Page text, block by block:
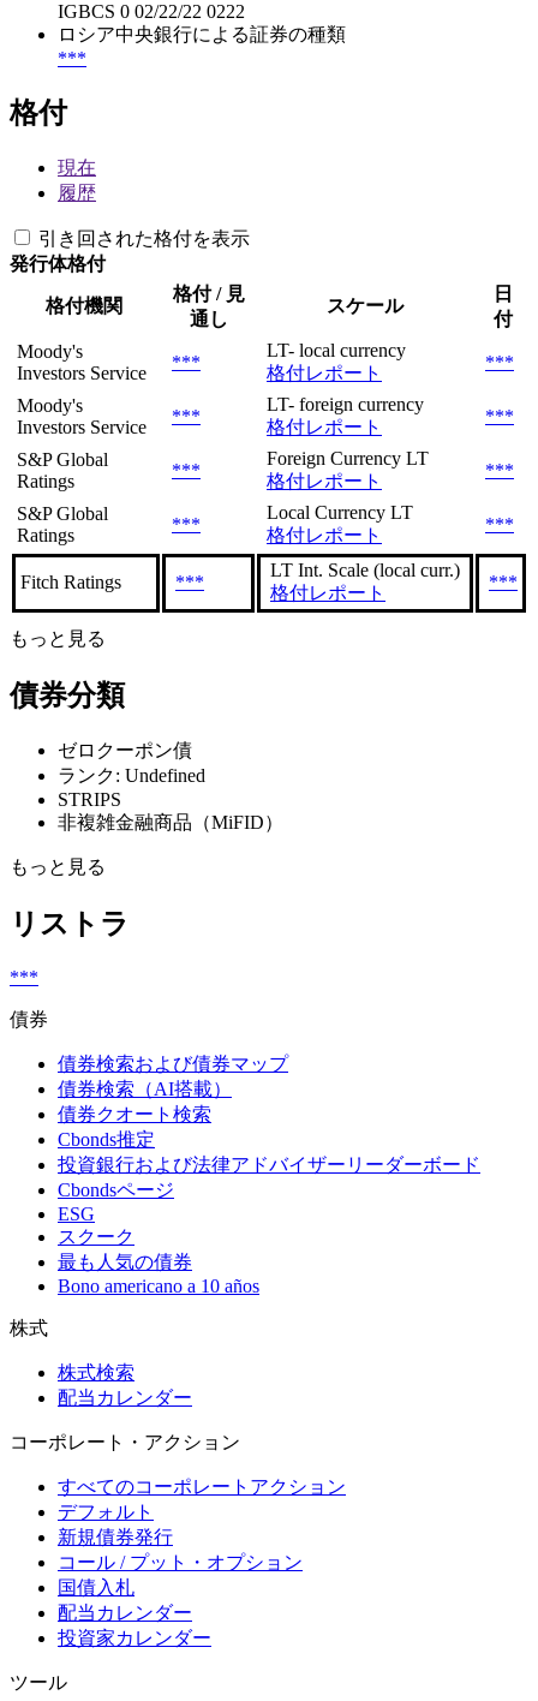
IGBCS 0 02/22/22 0222
ロシア中央銀行による証券の種類
***
格付
現在
履歴
引き回された格付を表示
発行体格付
格付機関
格付 / 見
通し
スケール
日
付
Moody's
Investors Service
***
LT- local currency
格付レポート
***
Moody's
Investors Service
***
LT- foreign currency
格付レポート
***
S&P Global
Ratings
***
Foreign Currency LT
格付レポート
***
S&P Global
Ratings
***
Local Currency LT
格付レポート
***
Fitch Ratings ***
LT Int. Scale (local curr.)
格付レポート
***
もっと見る
債券分類
ゼロクーポン債
ランク: Undefined
STRIPS
非複雑金融商品（MiFID）
もっと見る
リストラ
***
債券
債券検索および債券マップ
債券検索（AI搭載）
債券クオート検索
Cbonds推定
投資銀行および法律アドバイザーリーダーボード
Cbondsページ
ESG
スクーク
最も人気の債券
Bono americano a 10 años
株式
株式検索
配当カレンダー
コーポレート・アクション
すべてのコーポレートアクション
デフォルト
新規債券発行
コール / プット・オプション
国債入札
配当カレンダー
投資家カレンダー
ツール